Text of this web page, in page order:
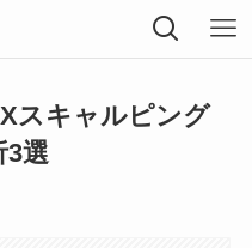
スキャルピング
3選